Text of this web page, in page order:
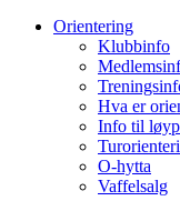
Orientering
Klubbinfo
Hva er
Info til
O-hytta
Vaffelsalg